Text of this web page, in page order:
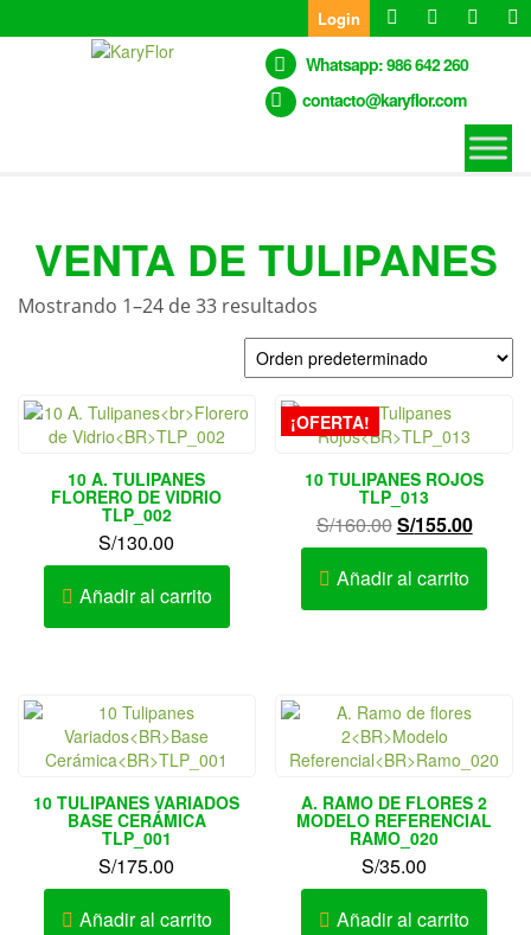
to
Login
Whatsapp: 986 642 260
contacto@karyflor.com
VENTA DE TULIPANES
Mostrando 1–24 de 33 resultados
10 A. TULIPANES
FLORERO DE VIDRIO
TLP_002
S/130.00
Añadir al carrito
¡OFERTA!
10 TULIPANES ROJOS
TLP_013
S/160.00El
precio
original
S/155.00El
precio
Añadir al carrito
10 TULIPANES VARIADOS
BASE CERÁMICA
TLP_001
S/175.00
Añadir al carrito
A. RAMO DE FLORES 2
MODELO REFERENCIAL
RAMO_020
S/35.00
Añadir al carrito